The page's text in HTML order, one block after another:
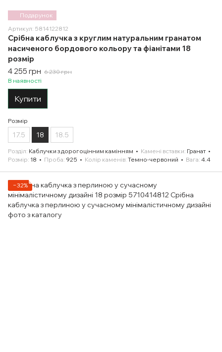
Подарунок
Артикул: 5814122812
Срібна каблучка з круглим натуральним гранатом
насиченого бордового кольору та фіанітами 18
розмір
4 255 грн 6 230 грн
В наявності
Купити
Розмір
17.5 18 18.5
Розділ Каблучки з дорогоцінним камінням Камені вставки Гранат
Розмір 18 Проба 925 Колір каменів Темно-червоний Вага 4.4
−32%